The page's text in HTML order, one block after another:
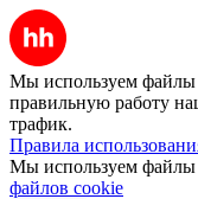
Мы используем файлы
правильную работу
трафик.
Правила
Мы используем файлы
файлов cookie